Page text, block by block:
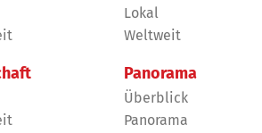
Lokal
Weltweit
Panorama
Überblick
Panorama